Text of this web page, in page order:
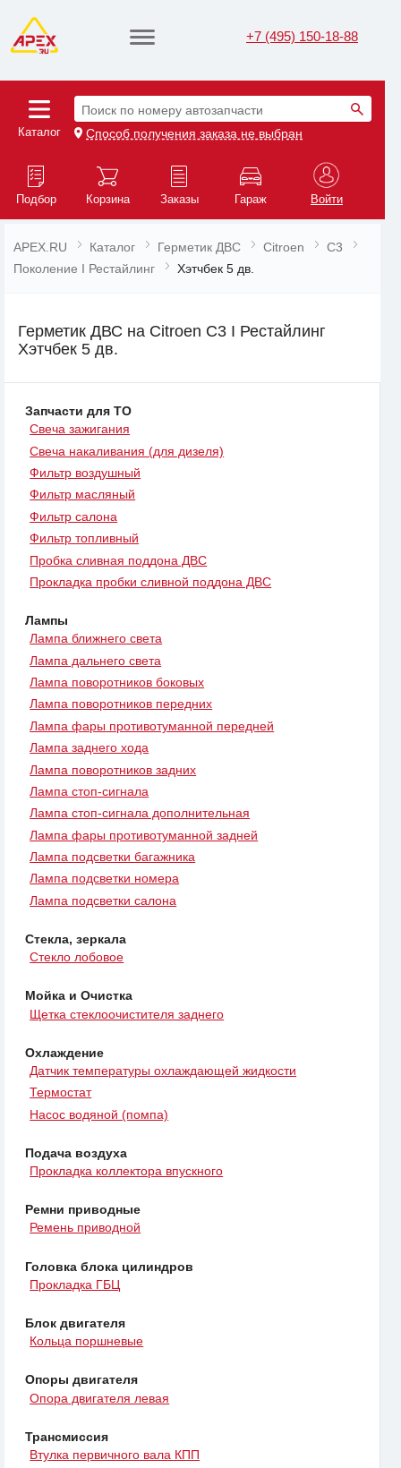
+7 (495) 150-18-88
Каталог
Поиск по номеру автозапчасти
Способ получения заказа не выбран
Подбор Корзина Заказы Гараж Войти
APEX.RU Каталог Герметик ДВС Citroen
C3
Поколение I Рестайлинг
Хэтчбек 5 дв.
Герметик ДВС на Citroen C3 I Рестайлинг
Хэтчбек 5 дв.
Запчасти для ТО
Свеча зажигания
Свеча накаливания (для дизеля)
Фильтр воздушный
Фильтр масляный
Фильтр салона
Фильтр топливный
Пробка сливная поддона ДВС
Прокладка пробки сливной поддона ДВС
Лампы
Лампа ближнего света
Лампа дальнего света
Лампа поворотников боковых
Лампа поворотников передних
Лампа фары противотуманной передней
Лампа заднего хода
Лампа поворотников задних
Лампа стоп-сигнала
Лампа стоп-сигнала дополнительная
Лампа фары противотуманной задней
Лампа подсветки багажника
Лампа подсветки номера
Лампа подсветки салона
Стекла, зеркала
Стекло лобовое
Мойка и Очистка
Щетка стеклоочистителя заднего
Охлаждение
Датчик температуры охлаждающей жидкости
Термостат
Насос водяной (помпа)
Подача воздуха
Прокладка коллектора впускного
Ремни приводные
Ремень приводной
Головка блока цилиндров
Прокладка ГБЦ
Блок двигателя
Кольца поршневые
Опоры двигателя
Опора двигателя левая
Трансмиссия
Втулка первичного вала КПП